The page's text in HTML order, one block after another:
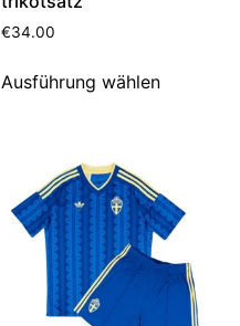
€34.00
Ausführung wählen